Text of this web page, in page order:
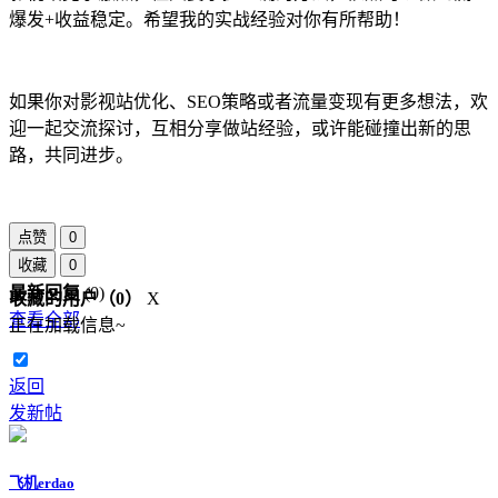
爆发+收益稳定。希望我的实战经验对你有所帮助！
如果你对影视站优化、SEO策略或者流量变现有更多想法，欢
迎一起交流探讨，互相分享做站经验，或许能碰撞出新的思
路，共同进步。
点赞
0
收藏
0
收藏的用户（0）
X
正在加载信息~
最新回复(0)
查看全部
返回
发新帖
飞机erdao